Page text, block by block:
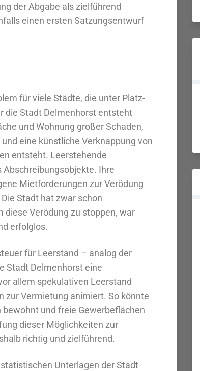
der Abgabe als zielführend
einen ersten Satzungsentwurf
für viele Städte, die unter Platz-
die Stadt Delmenhorst entsteht
und Wohnung großer Schaden,
eine künstliche Verknappung von
entsteht. Leerstehende
Ihre
Mietforderungen zur Verödung
Stadt hat zwar schon
diese Verödung zu stoppen, war
erfolglos.
für Leerstand – analog der
Stadt Delmenhorst eine
allem spekulativen Leerstand
zur Vermietung animiert. So könnte
und freie Gewerbeflächen
dieser Möglichkeiten zur
richtig und zielführend.
Unterlagen der Stadt